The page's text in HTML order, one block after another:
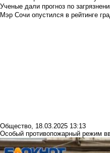
Ученые дали прогноз по
Мэр Сочи опустился в рейтинге
Общество, 18.03.2025 13:13
Особый противопожарный режим